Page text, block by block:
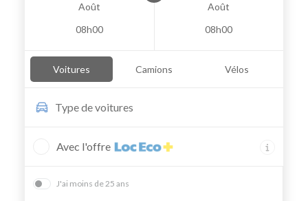
Août
08h00
Août
08h00
Voitures Camions Vélos
Type devoitures
Avec l'offre
J'ai moins de 25 ans